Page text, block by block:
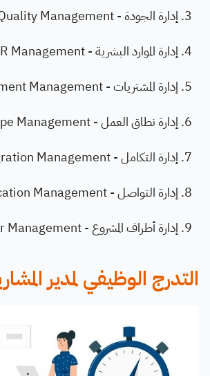
إدارة الجودة - Quality Management
إدارة الموارد البشرية - HR Management
إدارة المشتريات - Procurement Management
إدارة نطاق العمل - Scope Management
إدارة التكامل - Integration Management
إدارة التواصل - Communication Management
إدارة أطراف المشروع - Stakeholder Management
التدرج الوظيفي لمدير